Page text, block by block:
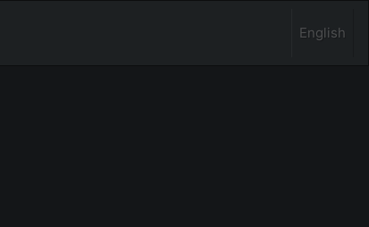
English